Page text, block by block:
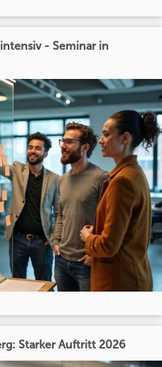
- Seminar in
Starker Auftritt 2026